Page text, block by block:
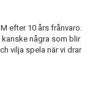
efter 10 års frånvaro.
några som blir
vilja spela när vi drar